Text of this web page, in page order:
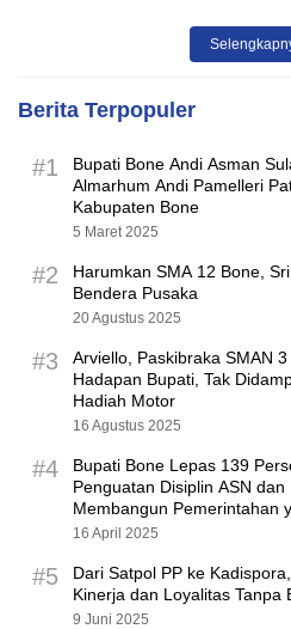
Berita Terpopuler
#1
Bupati Bone Andi Asman
Almarhum Andi Pamelleri
Kabupaten Bone
5 Maret 2025
#2
Harumkan SMA 12 Bone,
Bendera Pusaka
20 Agustus 2025
#3
Arviello, Paskibraka SMAN
Hadapan Bupati, Tak
Hadiah Motor
16 Agustus 2025
#4
Bupati Bone Lepas 139
Penguatan Disiplin ASN
Membangun Pemerintahan
16 April 2025
#5
Dari Satpol PP ke
Kinerja dan Loyalitas Tanpa
9 Juni 2025